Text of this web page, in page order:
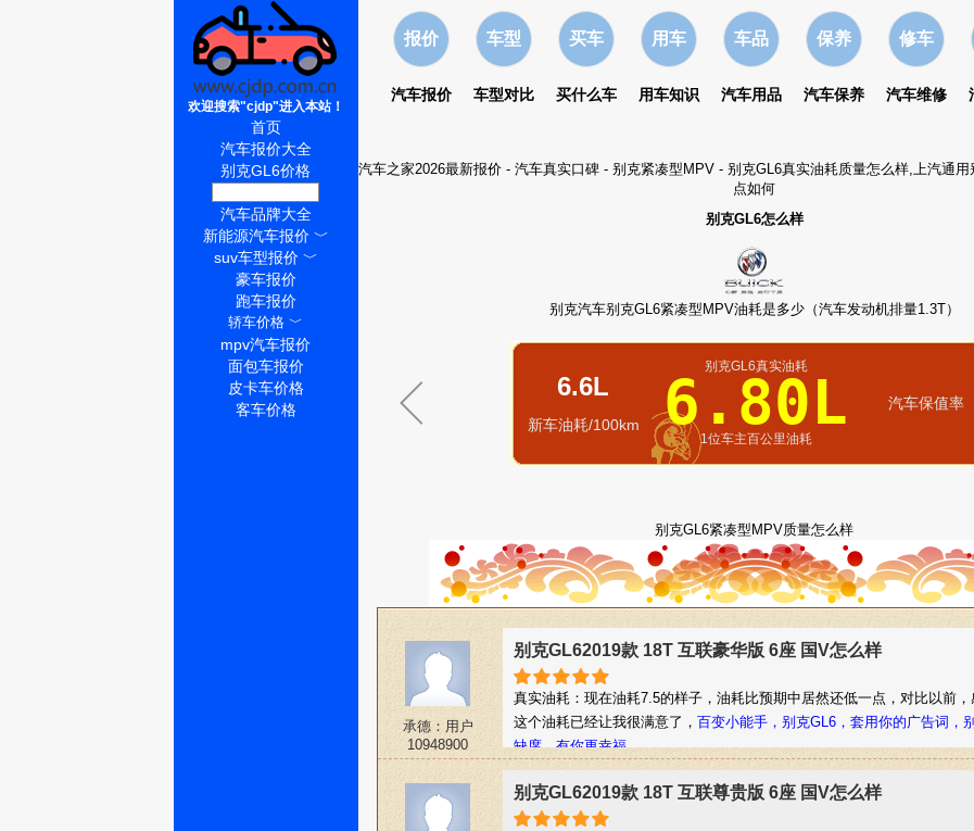
报价
汽车报价
车型
车型对比
买车
买什么车
用车
用车知识
车品
汽车用品
保养
汽车保养
修车
汽车维修
汽车之家2026最新报价- 汽车真实口碑- 别克紧凑型MPV- 别克GL6真实油耗质量怎么样,上汽通用
点如何
别克GL6怎么样
别克汽车别克GL6紧凑型MPV油耗是多少（汽车发动机排量1.3T）
6.6L
新车油耗/100km
别克GL6真实油耗
6.80L
1位车主百公里油耗
汽车保值率
别克GL6紧凑型MPV质量怎么样
承德：用户
10948900
别克GL62019款 18T 互联豪华版 6座 国V怎么样
真实油耗：现在油耗7.5的样子，油耗比预期中居然还低一点，对比以前，
这个油耗已经让我很满意了， 百变小能手，别克GL6，套用你的广告词，
缺席。有你更幸福。
别克GL62019款 18T 互联尊贵版 6座 国V怎么样
欢迎搜索"cjdp"进入本站！
首页
汽车报价大全
别克GL6价格
汽车品牌大全
新能源汽车报价﹀
suv车型报价﹀
豪车报价
跑车报价
轿车价格 ﹀
mpv汽车报价
面包车报价
皮卡车价格
客车价格